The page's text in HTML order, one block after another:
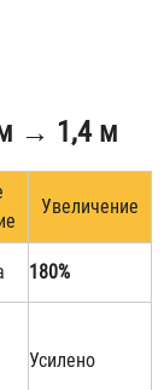
→ 1,4 м
Увеличение
180%
Усилено